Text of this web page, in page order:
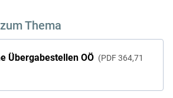
Thema
Übergabestellen OÖ PDF 364,71